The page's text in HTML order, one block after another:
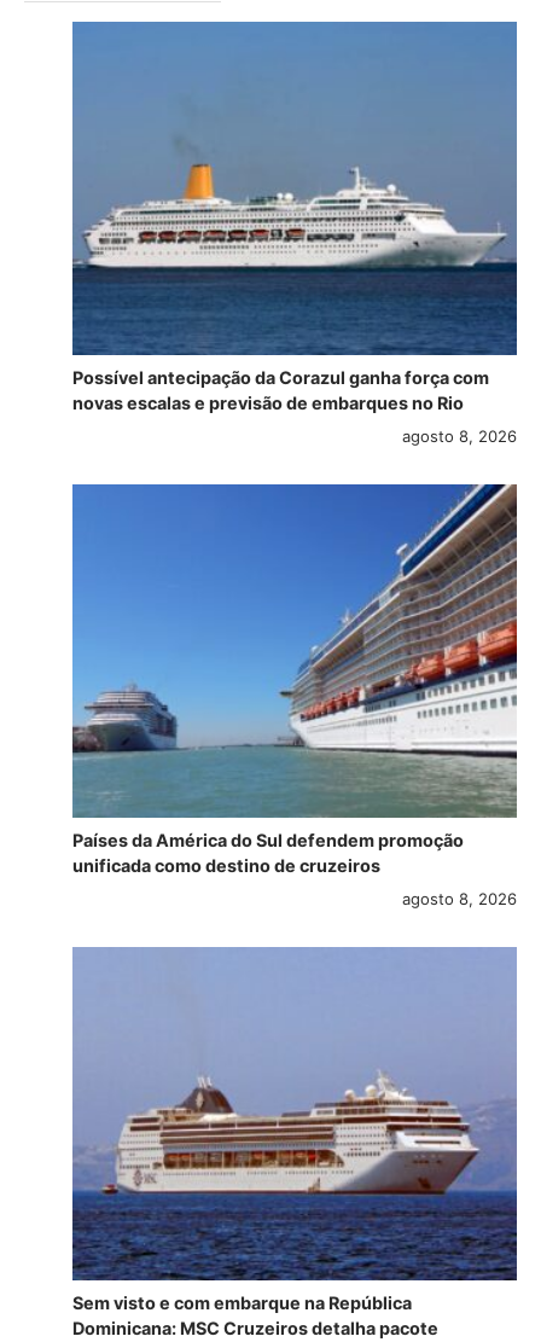
Possível antecipação da Corazul ganha força com
novas escalas e previsão de embarques no Rio
agosto 8, 2026
Países da América do Sul defendem promoção
unificada como destino de cruzeiros
agosto 8, 2026
Sem visto e com embarque na República
Dominicana: MSC Cruzeiros detalha pacote